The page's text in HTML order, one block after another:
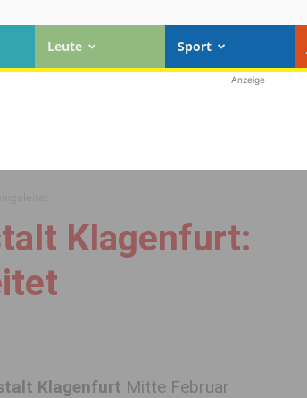
Leute Sport
Anzeige
Klagenfurt:
Klagenfurt Mitte Februar